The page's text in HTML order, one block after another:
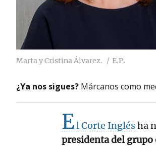
Marta y Cristina Álvarez. E.P.
¿Ya nos sigues? Márcanos como
El Corte Inglésha
presidenta del